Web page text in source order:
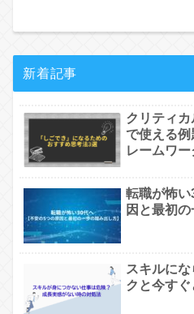
新着記事
クリティ
で使える
レームワー
転職が怖
因と最初の
スキルに
クと今す